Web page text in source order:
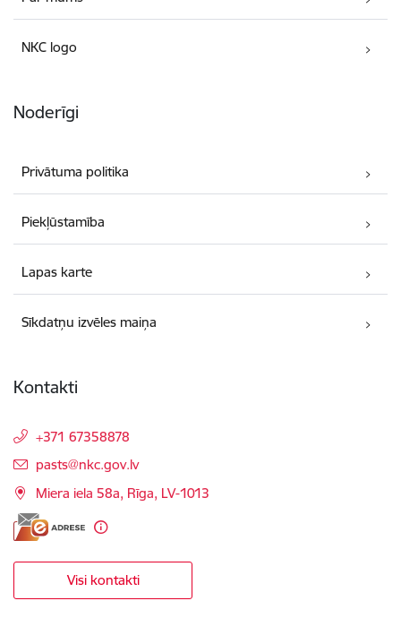
NKC logo
Noderīgi
Privātuma politika
Piekļūstamība
Lapas karte
Sīkdatņu izvēles maiņa
Kontakti
+371 67358878
E-pasts:
pasts@nkc.gov.lv
Miera iela 58a, Rīga, LV-1013
Visi kontakti